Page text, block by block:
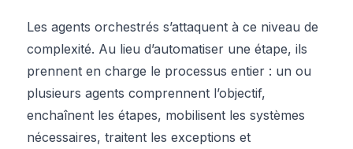
Les agents orchestrés s’attaquent à ce niveau de
complexité. Au lieu d’automatiser une étape, ils
prennent en charge le processus entier : un ou
plusieurs agents comprennent l’objectif,
enchaînent les étapes, mobilisent les systèmes
nécessaires, traitent les exceptions et